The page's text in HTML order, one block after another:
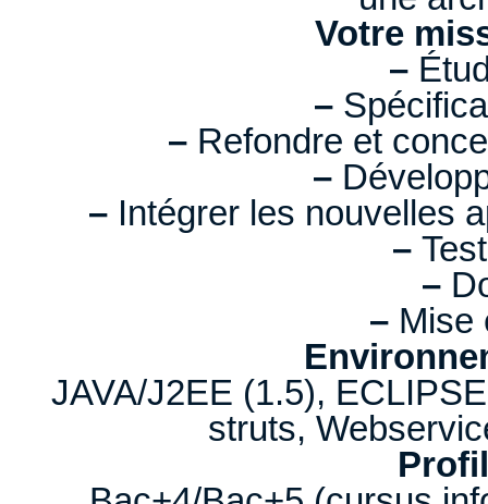
Votre
–
–
– Refondre et
–
– Intégrer les nouvelles
–
–
– Mise
JAVA/J2EE (1.5),
struts,